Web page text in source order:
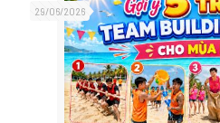
29/06/2026